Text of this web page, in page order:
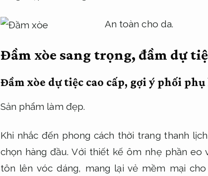
An toàn cho da.
Đầm xòe sang trọng, đầm dự
Đầm xòe dự tiệc cao cấp, gợi ý phối
Sản phẩm làm đẹp.
Khi nhắc đến phong cách thời trang thanh
chọn hàng đầu. Với thiết kế ôm nhẹ phần eo
tôn lên vóc dáng, mang lại vẻ mềm mại